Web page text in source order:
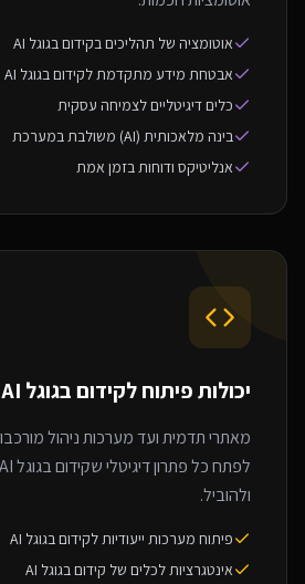
אוטומציה של תהליכים בקידום בגוגל AI
אבטחת מידע מתקדמת לקידום בגוגל AI
כלים דיגיטליים לצמיחה עסקית
בינה מלאכותית (AI) משולבת במערכת
אנליטיקס ודוחות בזמן אמת
יכולות פיתוח לקידום בגוגל AI
מאתרי תדמית ועד מערכות ניהול
ולהוביל.
פיתוח מערכות ייעודיות לקידום בגוגל AI
אינטגרציות לכלים של קידום בגוגל AI